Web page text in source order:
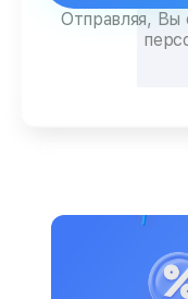
Отправляя, Вы